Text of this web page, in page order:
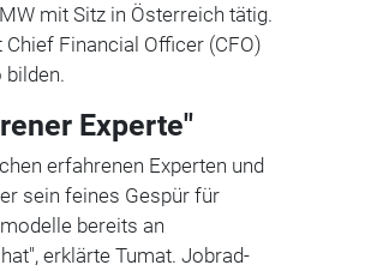
mit Sitz in Österreich tätig.
Financial Officer (CFO)
Experte"
erfahrenen Experten und
sein feines Gespür für
bereits an
erklärte Tumat. Jobrad-